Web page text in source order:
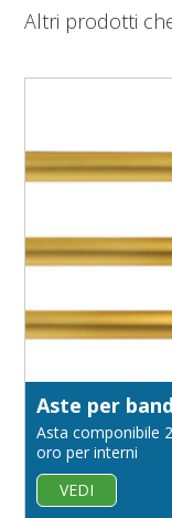
Altri prodotti
Asta componibile
oro per interni
VEDI